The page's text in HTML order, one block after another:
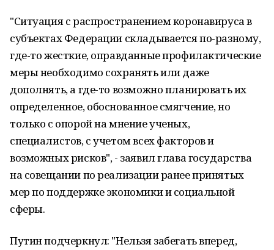
"Ситуация с распространением коронавируса в
субъектах Федерации складывается по-разному,
где-то жесткие, оправданные профилактические
меры необходимо сохранять или даже
дополнять, а где-то возможно планировать их
определенное, обоснованное смягчение, но
только с опорой на мнение ученых,
специалистов, с учетом всех факторов и
возможных рисков", - заявил глава государства
на совещании по реализации ранее принятых
мер по поддержке экономики и социальной
сферы.
Путин подчеркнул: "Нельзя забегать вперед,